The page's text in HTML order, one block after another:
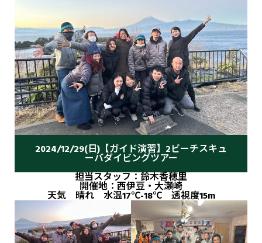
2024/12/29(日)【ガイド演習】2ビーチスキュ
ーバダイビングツアー
担当スタッフ：鈴木香穂里
開催地：西伊豆・大瀬崎
天気 晴れ 水温17℃-18℃ 透視度15m